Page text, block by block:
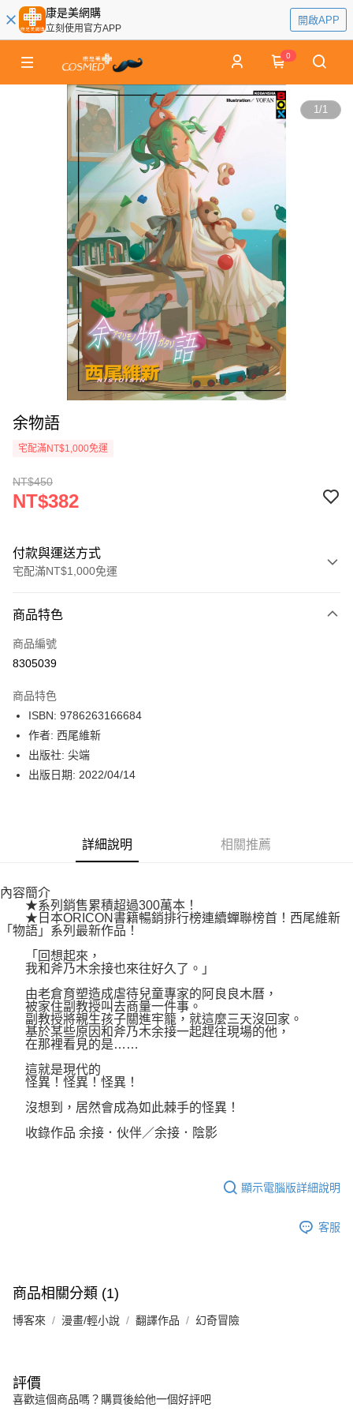
康是美網購
立刻使用官方APP
開啟APP
0
1/1
余物語
宅配滿NT$1,000免運
NT$450
NT$382
付款與運送方式
宅配滿NT$1,000免運
icash Pay
信用卡一次付款
LINE Pay
Apple Pay
街口支付
博客來商品配送方式
每筆NT$80，滿NT$1,000(含以上)免運費
商品特色
商品編號
8305039
商品特色
ISBN: 9786263166684
作者: 西尾維新
出版社: 尖端
出版日期: 2022/04/14
詳細說明 相關推薦
內容簡介
★系列銷售累積超過300萬本！
★日本ORICON書籍暢銷排行榜連續蟬聯榜首！西尾維新
「物語」系列最新作品！
「回想起來，
我和斧乃木余接也來往好久了。」
由老倉育塑造成虐待兒童專家的阿良良木曆，
被家住副教授叫去商量一件事。
副教授將親生孩子關進牢籠，就這麼三天沒回家。
基於某些原因和斧乃木余接一起趕往現場的他，
在那裡看見的是……
這就是現代的
怪異！怪異！怪異！
沒想到，居然會成為如此棘手的怪異！
收錄作品 余接．伙伴／余接．陰影
顯示電腦版詳細說明
客服
商品相關分類 (1)
博客來 漫畫/輕小說 翻譯作品 幻奇冒險
評價
喜歡這個商品嗎？購買後給他一個好評吧